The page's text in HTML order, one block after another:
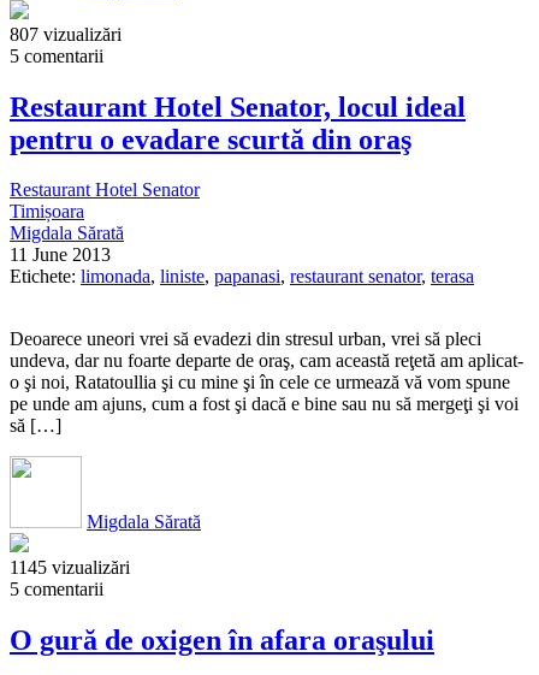
807 vizualizări
5 comentarii
Restaurant Hotel Senator, locul ideal
pentru o evadare scurtă din oraş
Restaurant Hotel Senator
Timișoara
Migdala Sărată
11 June 2013
Etichete: limonada, liniste, papanasi, restaurant senator, terasa
Deoarece uneori vrei să evadezi din stresul urban, vrei să pleci
undeva, dar nu foarte departe de oraş, cam această reţetă am aplicat-
o şi noi, Ratatoullia şi cu mine şi în cele ce urmează vă vom spune
pe unde am ajuns, cum a fost şi dacă e bine sau nu să mergeţi şi voi
să […]
Migdala Sărată
1145 vizualizări
5 comentarii
O gură de oxigen în afara oraşului